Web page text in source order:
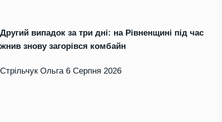
Другий випадок за три дні: на Рівненщині під час
жнив знову загорівся комбайн
Стрільчук Ольга 6 Серпня 2026